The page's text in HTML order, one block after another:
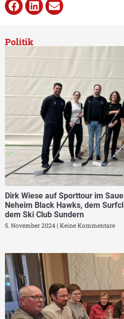
Politik
Dirk Wiese auf Sporttour im
Neheim Black Hawks, dem
dem Ski Club Sundern
5. November 2024 Keine Kommentare